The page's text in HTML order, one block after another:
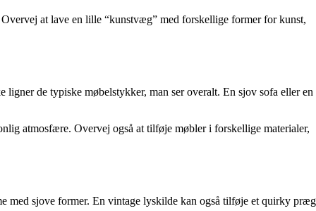
at lave en lille “kunstvæg” med forskellige former for kunst,
de typiske møbelstykker, man ser overalt. En sjov sofa eller en
atmosfære. Overvej også at tilføje møbler i forskellige materialer,
sjove former. En vintage lyskilde kan også tilføje et quirky præg